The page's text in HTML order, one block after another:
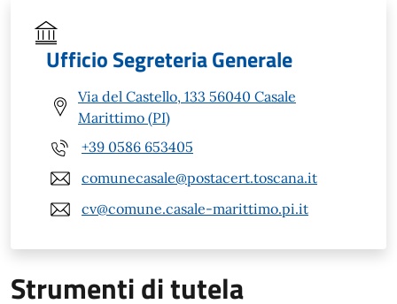
Ufficio Segreteria Generale
Via del Castello, 133 56040 Casale
Marittimo (PI)
+39 0586 653405
comunecasale@postacert.toscana.it
cv@comune.casale-marittimo.pi.it
Strumenti di tutela